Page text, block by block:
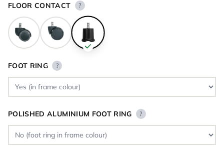
FLOOR CONTACT ?
FOOT RING ?
POLISHED ALUMINIUM FOOT RING ?